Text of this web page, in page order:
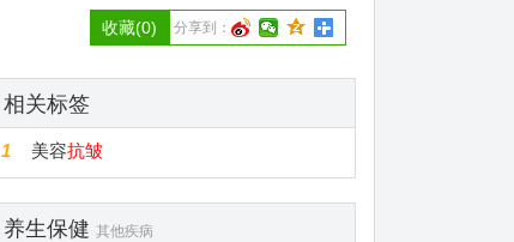
分享到：
收藏(0)
相关标签
1 美容抗皱
养生保健 其他疾病